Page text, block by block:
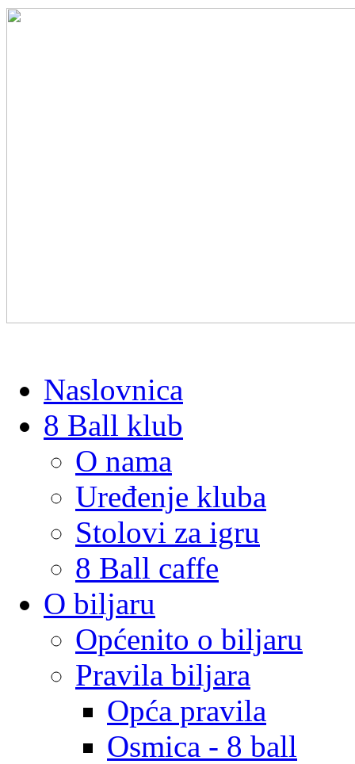
Naslovnica
8 Ball klub
O nama
Uređenje kluba
Stolovi za igru
8 Ball caffe
O biljaru
Općenito o biljaru
Pravila biljara
Opća pravila
Osmica - 8 ball